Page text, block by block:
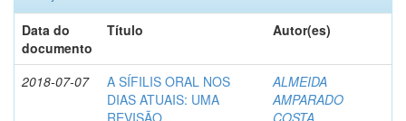
Data do
documento
Título Autor(es)
2018-07-07
A SÍFILIS ORAL NOS
DIAS ATUAIS: UMA
REVISÃO
ALMEIDA
AMPARADO
COSTA,